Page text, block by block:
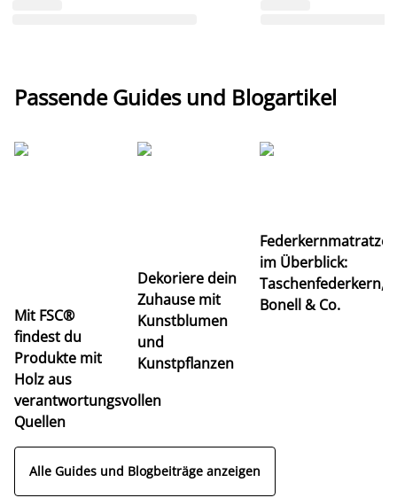
Passende Guides und Blogartikel
Mit FSC®
findest du
Produkte mit
Holz aus
verantwortungsvollen
Quellen
Dekoriere dein
Zuhause mit
Kunstblumen
und
Kunstpflanzen
im Überblick:
Taschenfederkern,
Bonell & Co.
Alle Guides und Blogbeiträge anzeigen